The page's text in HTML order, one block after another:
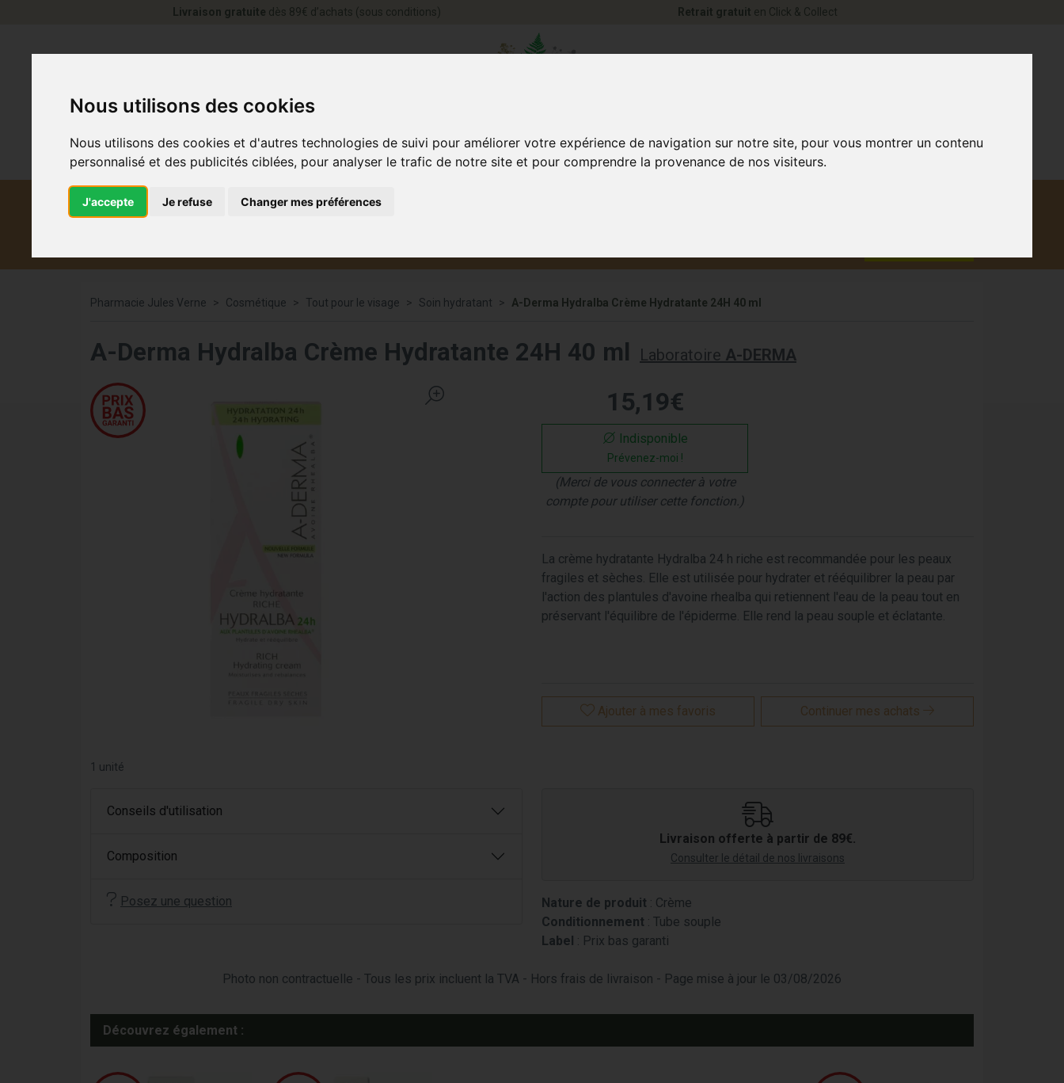
Nous utilisons des cookies
Nous utilisons des cookies et d'autres technologies de suivi pour améliorer votre expérience de navigation sur notre site, pour vous montrer un contenu
personnalisé et des publicités ciblées, pour analyser le trafic de notre site et pour comprendre la provenance de nos visiteurs.
J'accepte Je refuse Changer mes préférences
Livraison gratuite dès 89€ d’achats (sous conditions) Retrait gratuit en Click & Collect
Pharmacie Jules Verne Cosmétique Tout pour le visage Soin hydratant A-Derma Hydralba Crème Hydratante 24H 40 ml
A-Derma Hydralba Crème Hydratante 24H 40 ml Laboratoire A-DERMA
1 unité
15,19€
Indisponible
Prévenez-moi !
(Merci de vous connecter à votre
compte pour utiliser cette fonction.)
La crème hydratante Hydralba 24 h riche est recommandée pour les peaux
fragiles et sèches. Elle est utilisée pour hydrater et rééquilibrer la peau par
l'action des plantules d'avoine rhealba qui retiennent l'eau de la peau tout en
préservant l'équilibre de l'épiderme. Elle rend la peau souple et éclatante.
Ajouter à mes favoris Continuer mes achats
Conseils d'utilisation
Composition
Posez une question
Livraison offerte à partir de 89€.
Consulter le détail de nos livraisons
Nature de produit : Crème
Conditionnement : Tube souple
Label : Prix bas garanti
Photo non contractuelle - Tous les prix incluent la TVA - Hors frais de livraison - Page mise à jour le 03/08/2026
Découvrez également :